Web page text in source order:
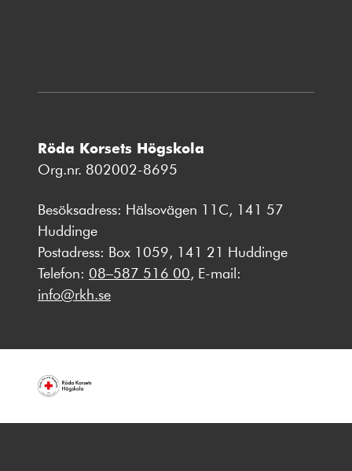
Röda Korsets Högskola
Org.nr. 802002-8695
Besöksadress: Hälsovägen 11C, 141 57
Huddinge
Postadress: Box 1059, 141 21 Huddinge
Telefon: 08–587 516 00, E-mail:
info@rkh.se